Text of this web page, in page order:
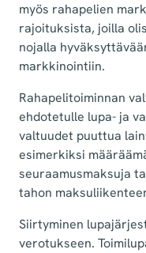
myös rahapelien
rajoituksista, joilla
nojalla
markkinointiin.
Rahapelitoiminnan
ehdotetulle lupa- ja
valtuudet puuttua
esimerkiksi
seuraamusmaksuja
tahon
Siirtyminen
verotukseen.